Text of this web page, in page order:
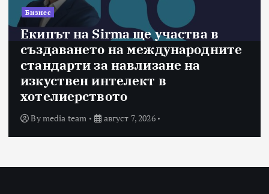
Бизнес
Екипът на Sirma ще участва в
създаването на международните
стандарти за навлизане на
изкуствен интелект в
хотелиерството
Bymedia team август 7, 2026